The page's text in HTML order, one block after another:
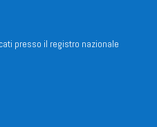
presso il registro nazionale